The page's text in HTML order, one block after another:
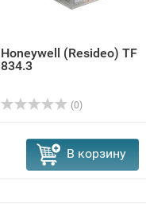
Honeywell (Resideo) TF
834.3
(0)
В корзину